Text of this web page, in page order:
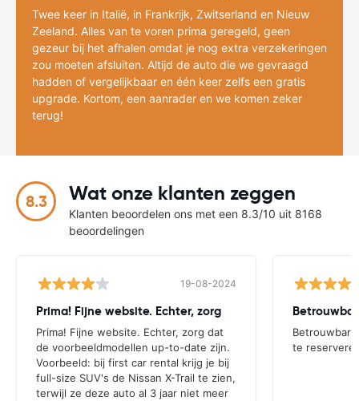
Twee keer in Italië, in Frankrijk, Zwitserland en Nieuw
Zeeland. Alles van te voren prima geregeld, geen
gezeur bij het afhalen omdat je nog extra verzekeringen
zou moeten afsluiten. Altijd de auto die we gevraagd
hadden of vergelijkbaar en één keer zelfs een gratis
upgrade. Kortom, een aanrader en we komen zeker
terug!
8.3 Wat onze klanten zeggen
Klanten beoordelen ons met een 8.3/10 uit 8168
beoordelingen
19-08-2024
Prima! Fijne website. Echter, zorg
Prima! Fijne website. Echter, zorg dat
de voorbeeldmodellen up-to-date zijn.
Voorbeeld: bij first car rental krijg je bij
full-size SUV's de Nissan X-Trail te zien,
terwijl ze deze auto al 3 jaar niet meer
te